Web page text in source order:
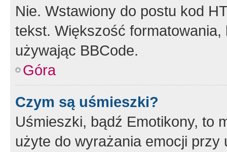
Nie. Wstawiony do postu kod
tekst. Większość
używając BBCode.
Góra
Czym są uśmieszki?
Uśmieszki, bądź Emotikony, to
użyte do wyrażania emocji